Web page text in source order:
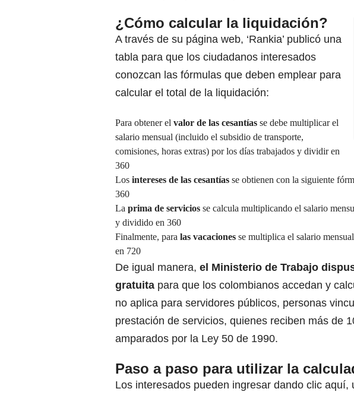
¿Cómo calcular la liquidación?
A través de su página web, ‘Rankia’ publicó una
tabla para que los ciudadanos interesados
conozcan las fórmulas que deben emplear para
calcular el total de la liquidación:
Para obtener el valor de las cesantías se debe multiplicar el
salario mensual (incluido el subsidio de transporte,
comisiones, horas extras) por los días trabajados y dividir en
360
Los intereses de las cesantías se obtienen con la siguiente
360
La prima de servicios se calcula multiplicando el salario
y dividido en 360
Finalmente, para las vacaciones se multiplica el salario
en 720
De igual manera, el Ministerio de Trabajo
gratuita para que los colombianos accedan y
no aplica para servidores públicos, personas
prestación de servicios, quienes reciben más de
amparados por la Ley 50 de 1990.
Paso a paso para utilizar la
Los interesados pueden ingresar dando clic aquí,